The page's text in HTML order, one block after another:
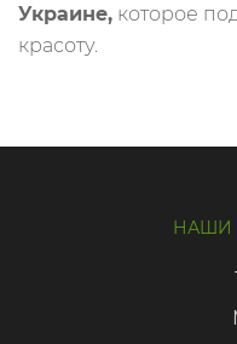
Украине, которое
красоту.
НАШИ